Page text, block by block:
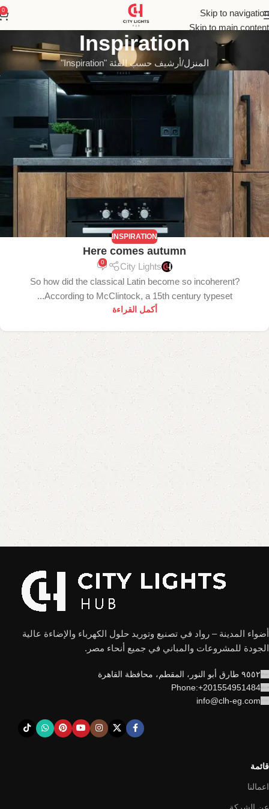
Skip to navigation
Skip to main content
0
Inspiration
المنزل أرشيف حسب الفئة "Inspiration"
INSPIRATION
Here comes autumn
City Lights
0
So how did the classical Latin become so incoherent?
According to McClintock, a 15th century typeset...
أكمل القراءة
أضواء المدينة – رواد في تصنيع وتوريد حلول الكهرباء والإضاءة عالية
الجودة للمشروعات والمباني في جميع أنحاء مصر.
٩٥٥٢ طارق أبو النور، المقطم، محافظة القاهرة
Phone:+201554951484
info@clh-eg.com
قائمة
اعمالنا
عن الشركة